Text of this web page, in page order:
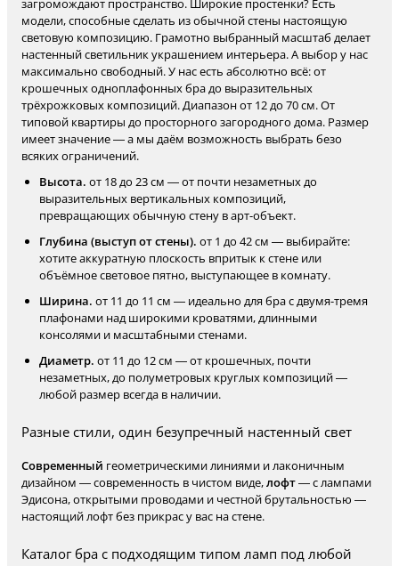
загромождают пространство. Широкие простенки? Есть
модели, способные сделать из обычной стены настоящую
световую композицию. Грамотно выбранный масштаб делает
настенный светильник украшением интерьера. А выбор у нас
максимально свободный. У нас есть абсолютно всё: от
крошечных одноплафонных бра до выразительных
трёхрожковых композиций. Диапазон от 12 до 70 см. От
типовой квартиры до просторного загородного дома. Размер
имеет значение — а мы даём возможность выбрать безо
всяких ограничений.
Высота. от 18 до 23 см — от почти незаметных до
выразительных вертикальных композиций,
превращающих обычную стену в арт-объект.
Глубина (выступ от стены). от 1 до 42 см — выбирайте:
хотите аккуратную плоскость впритык к стене или
объёмное световое пятно, выступающее в комнату.
Ширина. от 11 до 11 см — идеально для бра с двумя-тремя
плафонами над широкими кроватями, длинными
консолями и масштабными стенами.
Диаметр. от 11 до 12 см — от крошечных, почти
незаметных, до полуметровых круглых композиций —
любой размер всегда в наличии.
Разные стили, один безупречный настенный свет
Современный геометрическими линиями и лаконичным
дизайном — современность в чистом виде,лофт— с лампами
Эдисона, открытыми проводами и честной брутальностью —
настоящий лофт без прикрас у вас на стене.
Каталог бра с подходящим типом ламп под любой